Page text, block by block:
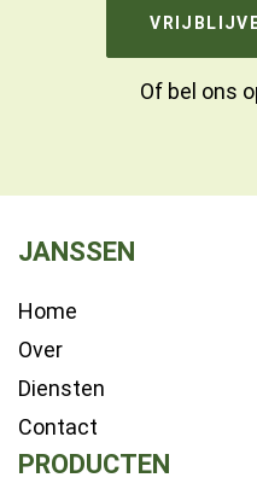
Of bel ons
JANSSEN
Home
Over
Diensten
Contact
PRODUCTEN